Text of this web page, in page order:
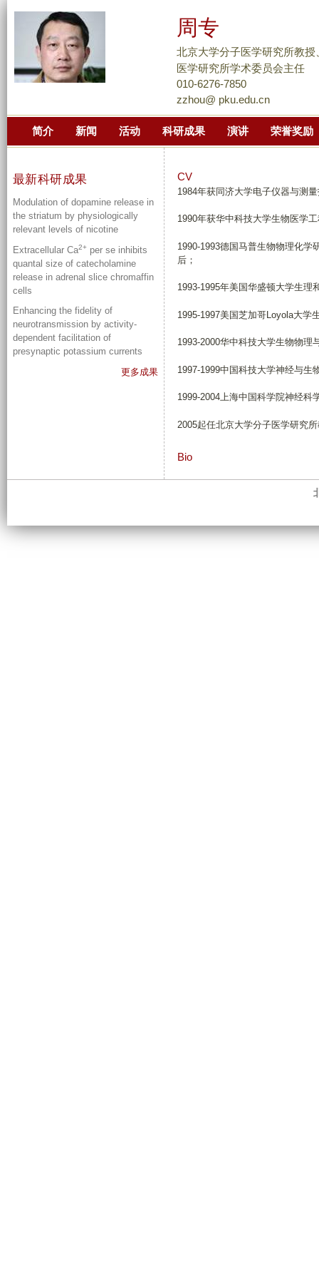
到
页
主
要
部
分
周专
北京大学分子医学研究所教
医学研究所学术委员会主任
010-6276-7850
zzhou@ pku.edu.cn
简介 新闻 活动 科研成果 演讲 荣誉奖励
CV
1984年获同济大学电子仪器与测
1990年获华中科技大学生物医学
1990-1993德国马普生物物理化学
后；
1993-1995年美国华盛顿大学生理
1995-1997美国芝加哥Loyola大学
1993-2000华中科技大学生物物理
1997-1999中国科技大学神经与生
1999-2004上海中国科学院神经科
2005起任北京大学分子医学研究
Bio
最新科研成果
Modulation of dopamine release in
the striatum by physiologically
relevant levels of nicotine
Extracellular Ca2+ per se inhibits
quantal size of catecholamine
release in adrenal slice chromaffin
cells
Enhancing the fidelity of
neurotransmission by activity-
dependent facilitation of
presynaptic potassium currents
更多成果